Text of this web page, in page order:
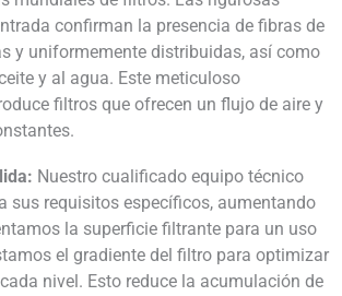
confirman la presencia de fibras de
y uniformemente distribuidas, así como
y al agua. Este meticuloso
filtros que ofrecen un flujo de aire y
Nuestro cualificado equipo técnico
sus requisitos específicos, aumentando
la superficie filtrante para un uso
el gradiente del filtro para optimizar
nivel. Esto reduce la acumulación de